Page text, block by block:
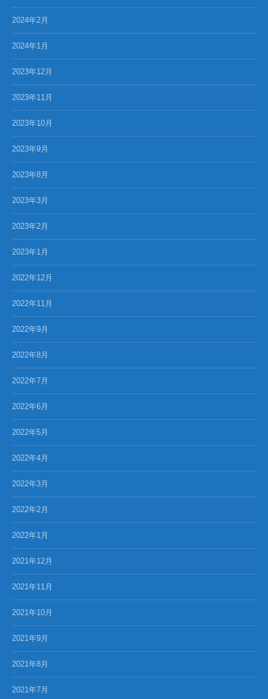
2024年2月
2024年1月
2023年12月
2023年11月
2023年10月
2023年9月
2023年8月
2023年3月
2023年2月
2023年1月
2022年12月
2022年11月
2022年9月
2022年8月
2022年7月
2022年6月
2022年5月
2022年4月
2022年3月
2022年2月
2022年1月
2021年12月
2021年11月
2021年10月
2021年9月
2021年8月
2021年7月